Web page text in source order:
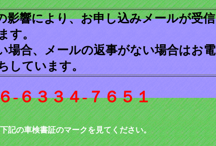
影響により、お申し込みメールが受信
す。
場合、メールの返事がない場合はお電
しています。
-６３３４-７６５１
記の車検書証のマークを見てください。